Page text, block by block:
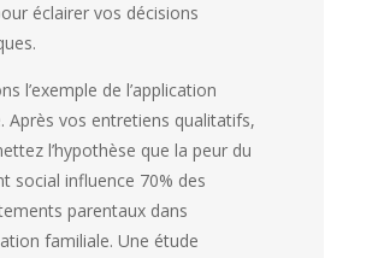
éclairer vos décisions
l’exemple de l’application
Après vos entretiens qualitatifs,
l’hypothèse que la peur du
social influence 70% des
parentaux dans
familiale. Une étude